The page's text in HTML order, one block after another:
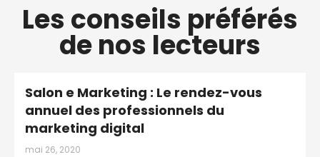
Les conseils préférés
de nos lecteurs
Salon e Marketing : Le rendez-vous
annuel des professionnels du
marketing digital
mai 26, 2020